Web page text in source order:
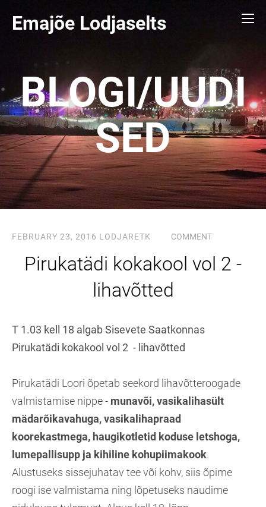
Emajõe Lodjaselts
BLOGI/UUDI
SED
FEBRUARY 23, 2016 LODJARETK COMMENT
Pirukatädi kokakool vol 2 -
lihavõtted
T 1.03 kell 18 algab Sisevete Saatkonnas
Pirukatädi kokakool vol 2 - lihavõtted
Pirukatädi Loori õpetab seekord lihavõtteroogade
valmistamise nippe - munavõi, vasikalihasült
mädarõikavahuga, vasikalihapraad
koorekastmega, haugikotletid koduse letshoga,
lumepallisupp ja kihiline kohupiimakook.
Alustuseks sissejuhatav tee või kohv, siis õpime
roogi ise valmistama ning lõpetuseks naudime